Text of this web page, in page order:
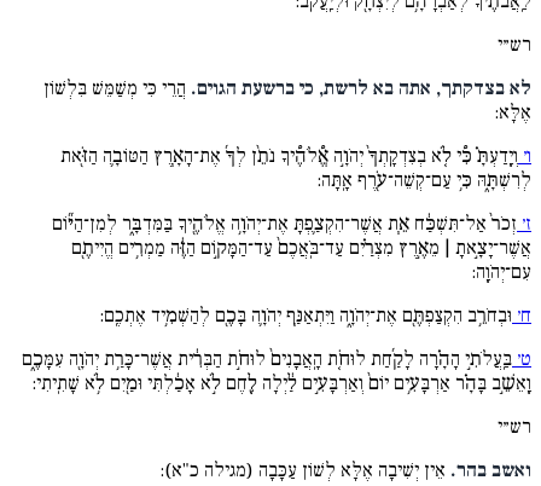
רש״י
לא בצדקתך, אתה בא לרשת, כי ברשעת הגוים. הֲרֵי כִּי מְשַׁמֵּשׁ בִּלְשׁוֹן
אֶלָּא:
ו׳ וְיָֽדַעְתָּ֗ כִּ֠י לֹ֤א בְצִדְקָֽתְךָ֙ יְהֹוָ֣ה אֱ֠לֹהֶ֠יךָ נֹתֵ֨ן לְךָ֜ אֶת־הָאָ֧רֶץ הַטּוֹבָ֛ה הַזֹּ֖את
לְרִשְׁתָּ֑הּ כִּ֥י עַם־קְשֵׁה־עֹ֖רֶף אָֽתָּה:
ז׳ זְכֹר֙ אַל־תִּשְׁכַּ֔ח אֵ֧ת אֲשֶׁר־הִקְצַ֛פְתָּ אֶת־יְהֹוָ֥ה אֱלֹהֶ֖יךָ בַּמִּדְבָּ֑ר לְמִן־הַיּ֞וֹם
אֲשֶׁר־יָצָ֣אתָ | מֵאֶ֣רֶץ מִצְרַ֗יִם עַד־בֹּֽאֲכֶם֙ עַד־הַמָּק֣וֹם הַזֶּ֔ה מַמְרִ֥ים הֱיִיתֶ֖ם
עִם־יְהֹוָֽה:
ח׳ וּבְחֹרֵ֥ב הִקְצַפְתֶּ֖ם אֶת־יְהֹוָ֑ה וַיִּתְאַנַּ֧ף יְהֹוָ֛ה בָּכֶ֖ם לְהַשְׁמִ֥יד אֶתְכֶֽם:
ט׳ בַּֽעֲלֹתִ֣י הָהָ֗רָה לָקַ֜חַת לוּחֹ֤ת הָֽאֲבָנִים֙ לוּחֹ֣ת הַבְּרִ֔ית אֲשֶׁר־כָּרַ֥ת יְהֹוָ֖ה עִמָּכֶ֑ם
וָֽאֵשֵׁ֣ב בָּהָ֗ר אַרְבָּעִ֥ים יוֹם֙ וְאַרְבָּעִ֣ים לַ֔יְלָה לֶ֚חֶם לֹ֣א אָכַ֔לְתִּי וּמַ֖יִם לֹ֥א שָׁתִֽיתִי:
רש״י
ואשב בהר. אֵין יְשִׁיבָה אֶלָּא לְשׁוֹן עַכָּבָה (מגילה כ"א):